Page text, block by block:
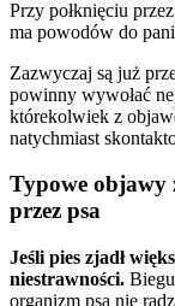
Przy połknięciu
ma powodów do
Zazwyczaj są już
powinny wywołać
którekolwiek z
natychmiast
Typowe objawy
przez psa
Jeśli pies zjadł
niestrawności.
organizm psa nie